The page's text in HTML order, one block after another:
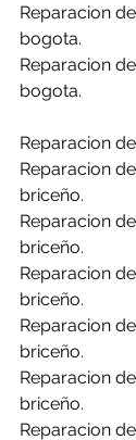
Reparacion
bogota.
Reparacion
bogota.
Reparacion
Reparacion
briceño.
Reparacion
briceño.
Reparacion
briceño.
Reparacion
briceño.
Reparacion
briceño.
Reparacion